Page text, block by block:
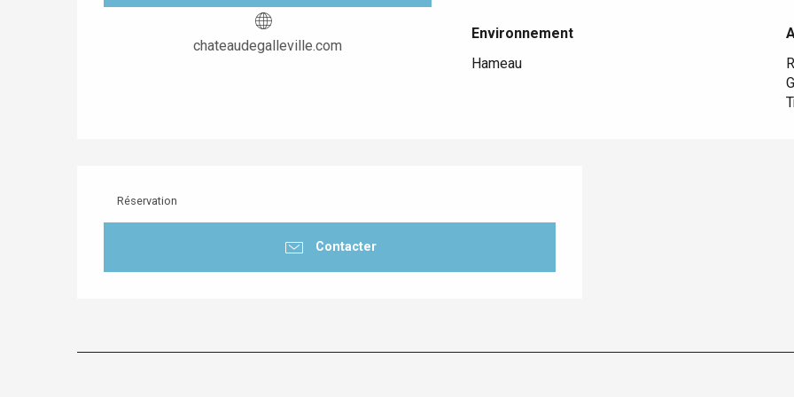
chateaudegalleville.com
Environnement
Environnement
Hameau
Réservation
Contacter